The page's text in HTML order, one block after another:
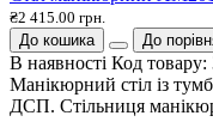
₴2 415.00 грн.
До кошика
До
В наявності Код товару:
Манікюрний стіл із
ДСП. Стільниця